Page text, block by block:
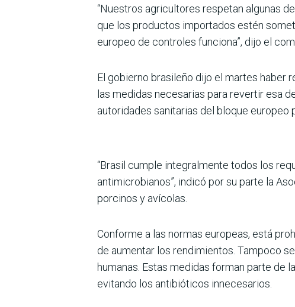
“Nuestros agricultores respetan algunas
que los productos importados estén
europeo de controles funciona”, dijo el
El gobierno brasileño dijo el martes haber
las medidas necesarias para revertir esa
autoridades sanitarias del bloque europeo
“Brasil cumple integralmente todos los
antimicrobianos”, indicó por su parte la
porcinos y avícolas.
Conforme a las normas europeas, está
de aumentar los rendimientos. Tampoco
humanas. Estas medidas forman parte de
evitando los antibióticos innecesarios.